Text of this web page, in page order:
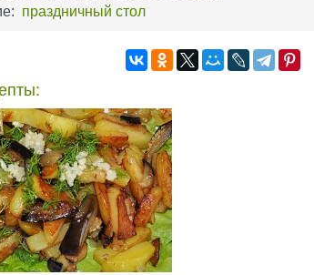
праздничный стол